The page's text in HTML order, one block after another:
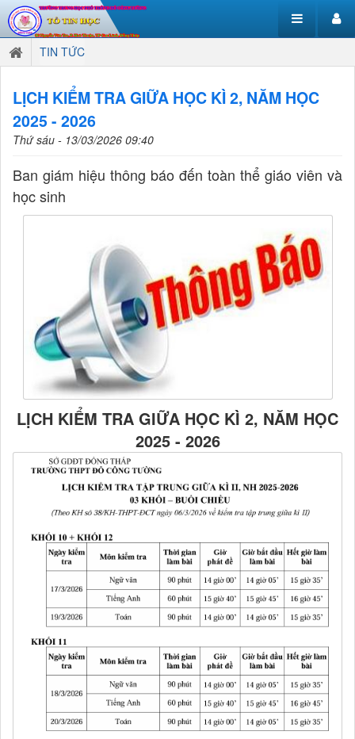
TIN TỨC
LỊCH KIỂM TRA GIỮA HỌC KÌ 2, NĂM HỌC
2025 - 2026
Thứ sáu - 13/03/2026 09:40
Ban giám hiệu thông báo đến toàn thể giáo viên và
học sinh
LỊCH KIỂM TRA GIỮA HỌC KÌ 2, NĂM HỌC
2025 - 2026